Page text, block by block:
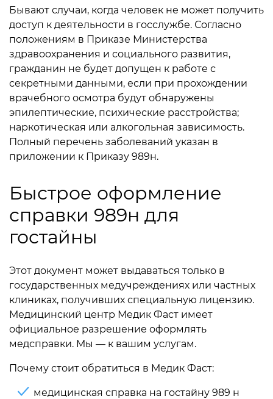
Бывают случаи, когда человек не может получить
доступ к деятельности в госслужбе. Согласно
положениям в Приказе Министерства
здравоохранения и социального развития,
гражданин не будет допущен к работе с
секретными данными, если при прохождении
врачебного осмотра будут обнаружены
эпилептические, психические расстройства;
наркотическая или алкогольная зависимость.
Полный перечень заболеваний указан в
приложении к Приказу 989н.
Быстрое оформление
справки 989н для
гостайны
Этот документ может выдаваться только в
государственных медучреждениях или частных
клиниках, получивших специальную лицензию.
Медицинский центр Медик Фаст имеет
официальное разрешение оформлять
медсправки. Мы — к вашим услугам.
Почему стоит обратиться в Медик Фаст:
медицинская справка на гостайну 989 н